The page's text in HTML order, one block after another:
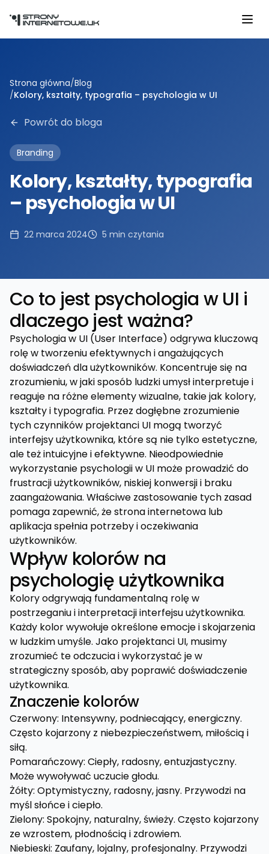
Strona główna/Blog
/Kolory, kształty, typografia – psychologia w UI
Powrót do bloga
Branding
Kolory, kształty, typografia
– psychologia w UI
22 marca 2024 5 min czytania
Co to jest psychologia w UI i
dlaczego jest ważna?
Psychologia w UI (User Interface) odgrywa kluczową
rolę w tworzeniu efektywnych i angażujących
doświadczeń dla użytkowników. Koncentruje się na
zrozumieniu, w jaki sposób ludzki umysł interpretuje i
reaguje na różne elementy wizualne, takie jak kolory,
kształty i typografia. Przez dogłębne zrozumienie
tych czynników projektanci UI mogą tworzyć
interfejsy użytkownika, które są nie tylko estetyczne,
ale też intuicyjne i efektywne. Nieodpowiednie
wykorzystanie psychologii w UI może prowadzić do
frustracji użytkowników, niskiej konwersji i braku
zaangażowania. Właściwe zastosowanie tych zasad
pomaga zapewnić, że strona internetowa lub
aplikacja spełnia potrzeby i oczekiwania
użytkowników.
Wpływ kolorów na
psychologię użytkownika
Kolory odgrywają fundamentalną rolę w
postrzeganiu i interpretacji interfejsu użytkownika.
Każdy kolor wywołuje określone emocje i skojarzenia
w ludzkim umyśle. Jako projektanci UI, musimy
zrozumieć te odczucia i wykorzystać je w
strategiczny sposób, aby poprawić doświadczenie
użytkownika.
Znaczenie kolorów
Czerwony: Intensywny, podniecający, energiczny.
Często kojarzony z niebezpieczeństwem, miłością i
siłą.
Pomarańczowy: Ciepły, radosny, entuzjastyczny.
Może wywoływać uczucie głodu.
Żółty: Optymistyczny, radosny, jasny. Przywodzi na
myśl słońce i ciepło.
Zielony: Spokojny, naturalny, świeży. Często kojarzony
ze wzrostem, płodnością i zdrowiem.
Niebieski: Zaufany, lojalny, profesjonalny. Przywodzi